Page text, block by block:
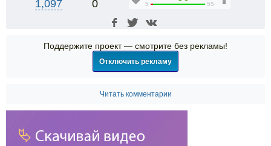
1,097 0 5 55
Поддержите проект — смотрите без рекламы!
Отключить рекламу
Читать комментарии